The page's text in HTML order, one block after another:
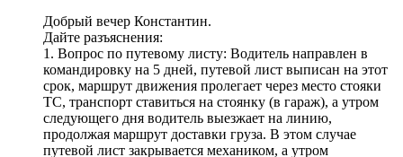
Добрый вечер Константин.
Дайте разъяснения:
1. Вопрос по путевому листу: Водитель направлен в
командировку на 5 дней, путевой лист выписан на этот
срок, маршрут движения пролегает через место стояки
ТС, транспорт ставиться на стоянку (в гараж), а утром
следующего дня водитель выезжает на линию,
продолжая маршрут доставки груза. В этом случае
путевой лист закрывается механиком, а утром